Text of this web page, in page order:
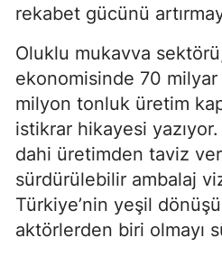
rekabet gücünü
Oluklu mukavva
ekonomisinde 70 milyar
milyon tonluk üretim
istikrar hikayesi
dahi üretimden taviz
sürdürülebilir ambalaj
Türkiye’nin yeşil
aktörlerden biri olmayı